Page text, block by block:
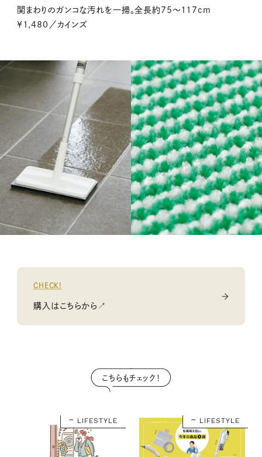
関まわりのガンコな汚れを一掃。全長約75〜117cm
¥1,480／カインズ
CHECK!
購入はこちらから↗
こちらもチェック！
LIFESTYLE LIFESTYLE